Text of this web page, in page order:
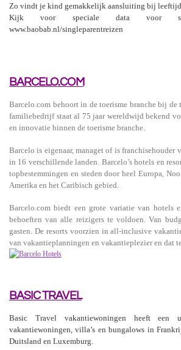
Zo vindt je kind gemakkelijk aansluiting bij
Kijk voor speciale data voor
www.baobab.nl/singleparentreizen
BARCELO.COM
Barcelo.com behoort in de toerisme branche bij
familiebedrijf staat al 75 jaar wereldwijd bekend
en innovatie binnen de toerisme branche.
Barcelo is eigenaar, managet of is franchisehouder
in 16 verschillende landen. Barcelo’s hotels en
topbestemmingen en steden door heel Europa,
Amerika en het Caribisch gebied.
Barcelo.com biedt een grote variatie van hotels
behoeften van alle reizigers te voldoen. Van
gasten. De resorts voorzien in all-inclusive
van vakantieplanningen en vakantieplezier en dat
BASIC TRAVEL
Basic Travel vakantiewoningen heeft een
vakantiewoningen, villa’s en bungalows in
Duitsland en Luxemburg.